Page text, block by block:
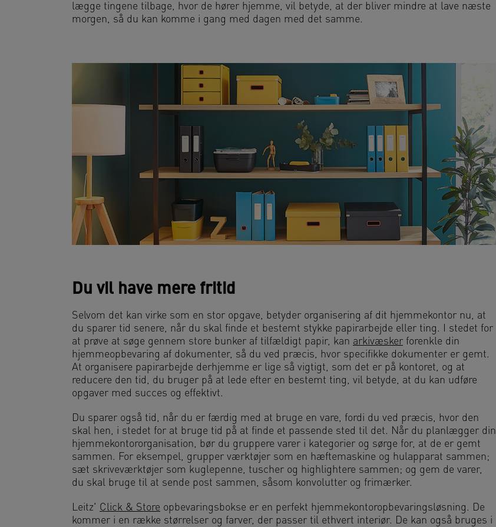
lægge tingene tilbage, hvor de hører hjemme, vil betyde, at der bliver mindre at lave næste
morgen, så du kan komme i gang med dagen med det samme.
Du vil have mere fritid
Selvom det kan virke som en stor opgave, betyder organisering af dit hjemmekontor nu, at
du sparer tid senere, når du skal finde et bestemt stykke papirarbejde eller ting. I stedet for
at prøve at søge gennem store bunker af tilfældigt papir, kan arkivæsker forenkle din
hjemmeopbevaring af dokumenter, så du ved præcis, hvor specifikke dokumenter er gemt.
At organisere papirarbejde derhjemme er lige så vigtigt, som det er på kontoret, og at
reducere den tid, du bruger på at lede efter en bestemt ting, vil betyde, at du kan udføre
opgaver med succes og effektivt.
Du sparer også tid, når du er færdig med at bruge en vare, fordi du ved præcis, hvor den
skal hen, i stedet for at bruge tid på at finde et passende sted til det. Når du planlægger din
hjemmekontororganisation, bør du gruppere varer i kategorier og sørge for, at de er gemt
sammen. For eksempel, grupper værktøjer som en hæftemaskine og hulapparat sammen;
sæt skriveværktøjer som kuglepenne, tuscher og highlightere sammen; og gem de varer,
du skal bruge til at sende post sammen, såsom konvolutter og frimærker.
Leitz' Click & Store opbevaringsbokse er en perfekt hjemmekontoropbevaringsløsning. De
kommer i en række størrelser og farver, der passer til ethvert interiør. De kan også bruges i